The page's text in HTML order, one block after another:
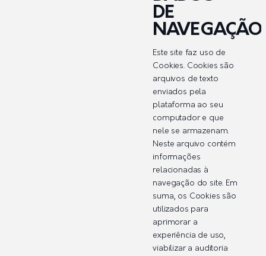
DE
NAVEGAÇÃO
Este site faz uso de
Cookies. Cookies são
arquivos de texto
enviados pela
plataforma ao seu
computador e que
nele se armazenam.
Neste arquivo contém
informações
relacionadas à
navegação do site. Em
suma, os Cookies são
utilizados para
aprimorar a
experiência de uso,
viabilizar a auditoria